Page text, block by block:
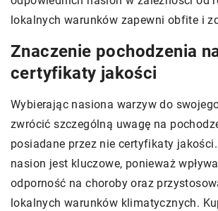
lokalnych warunków zapewni obfite i
Znaczenie pochodzenia
certyfikaty jakości
Wybierając nasiona warzyw do
zwrócić szczególną uwagę na
posiadane przez nie certyfikaty
nasion jest kluczowe, ponieważ
odporność na choroby oraz
lokalnych warunków klimatycznych.